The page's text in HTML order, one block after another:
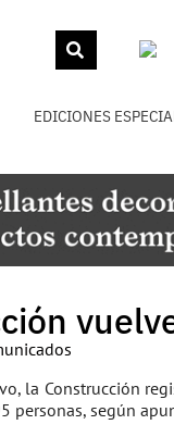
EDICIONES
la Construcción
personas, según